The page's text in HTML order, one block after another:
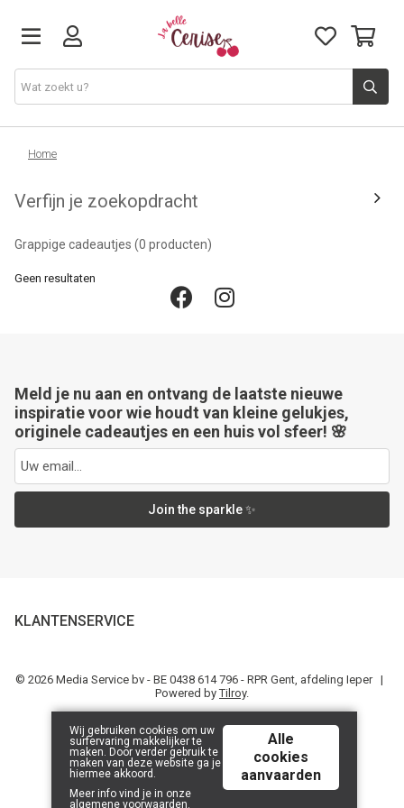
Just arrived
Juwelen & Accessoires
Home & Deco
Home
Verfijn je zoekopdracht
Grappige cadeautjes (0 producten)
Geen resultaten
Meld je nu aan en ontvang de laatste nieuwe
inspiratie voor wie houdt van kleine gelukjes,
originele cadeautjes en een huis vol sfeer! 🌸
Join the sparkle ✨
KLANTENSERVICE
© 2026 Media Service bv - BE 0438 614 796 - RPR Gent, afdeling Ieper |
Powered byTilroy.
Wij gebruiken cookies om uw
surfervaring makkelijker te
maken. Door verder gebruik te
maken van deze website ga je
hiermee akkoord.
Meer info vind je in onze
algemene voorwaarden.
Alle
cookies
aanvaarden